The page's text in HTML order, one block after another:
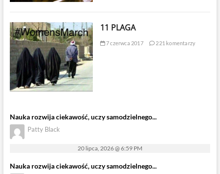
11 PLAGA
7 czerwca 2017 221 komentarzy
Nauka rozwija ciekawość, uczy samodzielnego...
Patty Black
20 lipca, 2026 @ 6:59 PM
Nauka rozwija ciekawość, uczy samodzielnego...